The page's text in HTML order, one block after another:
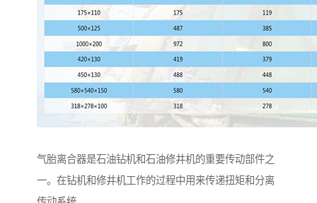
气胎离合器是石油钻机和石油修井机的重要传动部件之
一。在钻机和修井机工作的过程中用来传递扭矩和分离